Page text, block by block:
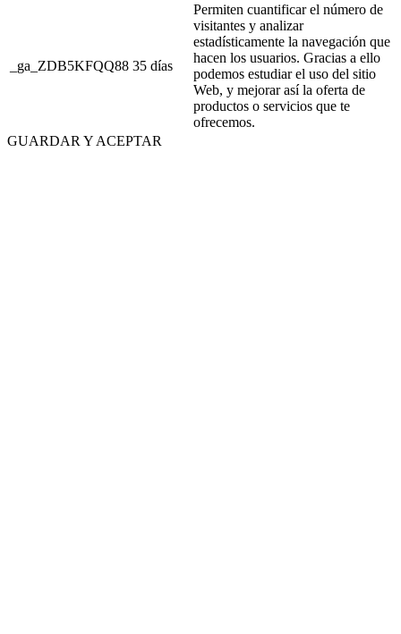
_ga_ZDB5KFQQ88 35 días
Permiten cuantificar el número de
visitantes y analizar
estadísticamente la navegación que
hacen los usuarios. Gracias a ello
podemos estudiar el uso del sitio
Web, y mejorar así la oferta de
productos o servicios que te
ofrecemos.
GUARDAR Y ACEPTAR